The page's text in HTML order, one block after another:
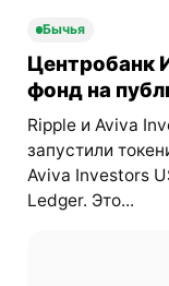
Бычья
Центробанк
фонд на
Ripple и Aviva
запустили
Aviva Investors
Ledger. Это...